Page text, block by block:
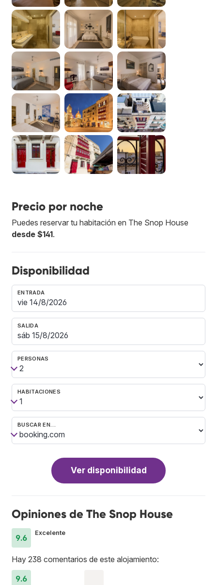
Precio por noche
Puedes reservar tu habitación en The Snop House
desde $141.
Disponibilidad
ENTRADA
SALIDA
PERSONAS
HABITACIONES
BUSCAR EN…
Ver disponibilidad
Opiniones de The Snop House
9.6
Excelente
Hay 238 comentarios de este alojamiento:
9.6